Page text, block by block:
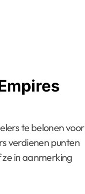
te belonen voor
verdienen punten
in aanmerking